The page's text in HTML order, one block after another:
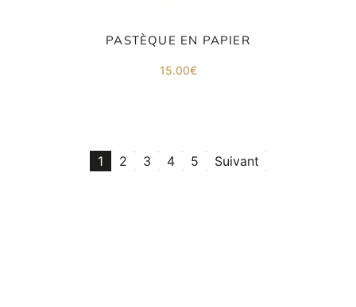
PASTÈQUE EN PAPIER
15.00€
1 2 3 4 5 Suivant